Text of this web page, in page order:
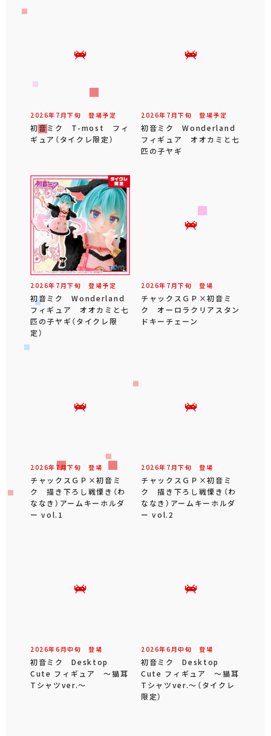
2026年 7 月下旬 登場予定
初音ミク T-most フィ
ギュア（タイクレ限定）
2026年 7 月下旬 登場予定
初音ミク Wonderland
フィギュア オオカミと七
匹の子ヤギ
2026年 7 月下旬 登場予定
初音ミク Wonderland
フィギュア オオカミと七
匹の子ヤギ（タイクレ限
定）
2026年 7 月下旬 登場
チャックスＧＰ×初音ミ
ク オーロラクリアスタン
ドキーチェーン
2026年 7 月下旬 登場
チャックスＧＰ×初音ミ
ク 描き下ろし戦慄き（わ
ななき）アームキーホルダ
ー vol.1
2026年 7 月下旬 登場
チャックスＧＰ×初音ミ
ク 描き下ろし戦慄き（わ
ななき）アームキーホルダ
ー vol.2
2026年6 月中旬 登場
初音ミク Desktop
Cute フィギュア ～猫耳
Tシャツver.～
2026年6 月中旬 登場
初音ミク Desktop
Cute フィギュア ～猫耳
Tシャツver.～（タイクレ
限定）